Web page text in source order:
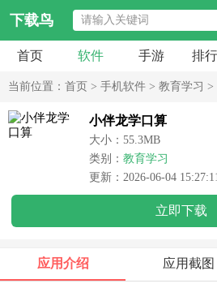
下载鸟
首页 软件 手游 排
当前位置： 首页 > 手机软件 > 教育学习 >
小伴龙学口算
大小：55.3MB
类别： 教育学习
更新：2026-06-04
立即下载
应用介绍 应用截图